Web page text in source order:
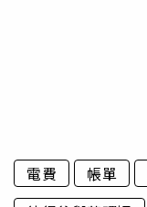
電費 帳單